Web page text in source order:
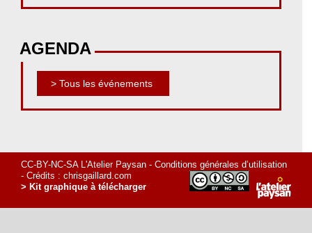
AGENDA
> Tous les événements
CC-BY-NC-SA L'Atelier Paysan - Conditions générales d’utilisation
- Crédits : chrisgaillard.com
> Kit graphique à télécharger